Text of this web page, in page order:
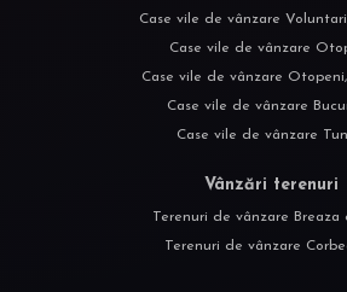
Case vile de vânzare
Case vile de vânzare
Case vile de vânzare Otopeni,
Case vile de vânzare
Case vile de vânzare
Vânzări terenuri
Terenuri de vânzare Breaza
Terenuri de vânzare